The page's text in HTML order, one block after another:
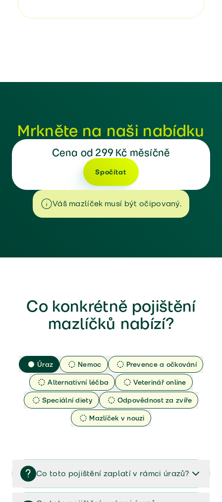
Mrkněte na naši nabídku
Cena od 299 Kč měsíčně
Spočítat
Váš mazlíček musí být očipovaný.
Co konkrétně pojištění
mazlíčků nabízí?
Úraz Nemoc
Prevence a očkování
Alternativní léčba
Veterinář online
Speciální diety
Odpovědnost za zvíře
Mazlíček v nouzi
Co toto pojištění zaplatí v rámci úrazů?
Pojištění zaplatí náklady za veterinární péči zvířete,